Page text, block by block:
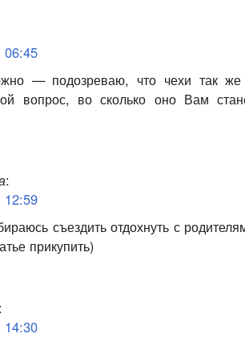
06:45
— подозреваю, что чехи так же
вопрос, во сколько оно Вам
:
12:59
съездить отдохнуть с
прикупить)
:
14:30